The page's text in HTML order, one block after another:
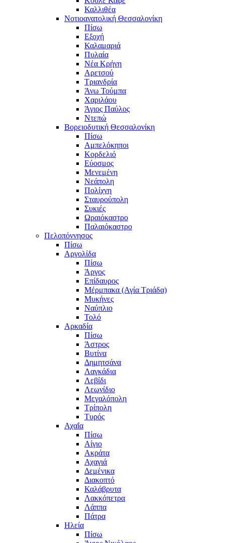
Καλλιθέα
Νοτιοανατολική Θεσσαλονίκη
Πίσω
Εξοχή
Καλαμαριά
Πυλαία
Νέα Κρήνη
Αρετσού
Τριανδρία
Άνω Τούμπα
Χαριλάου
Άγιος Παύλος
Ντεπώ
Βορειοδυτική Θεσσαλονίκη
Πίσω
Αμπελόκηποι
Κορδελιό
Εύοσμος
Μενεμένη
Νεάπολη
Πολίχνη
Σταυρούπολη
Συκιές
Ωραιόκαστρο
Παλαιόκαστρο
Πελοπόννησος
Πίσω
Αργολίδα
Πίσω
Άργος
Επίδαυρος
Μέρμπακα (Αγία Τριάδα)
Μυκήνες
Ναύπλιο
Τολό
Αρκαδία
Πίσω
Άστρος
Βυτίνα
Δημητσάνα
Λαγκάδια
Λεβίδι
Λεωνίδιο
Μεγαλόπολη
Τρίπολη
Τυρός
Αχαΐα
Πίσω
Αίγιο
Ακράτα
Αχαγιά
Δεμένικα
Διακοπτό
Καλάβρυτα
Λακκόπετρα
Λάππα
Πάτρα
Ηλεία
Πίσω